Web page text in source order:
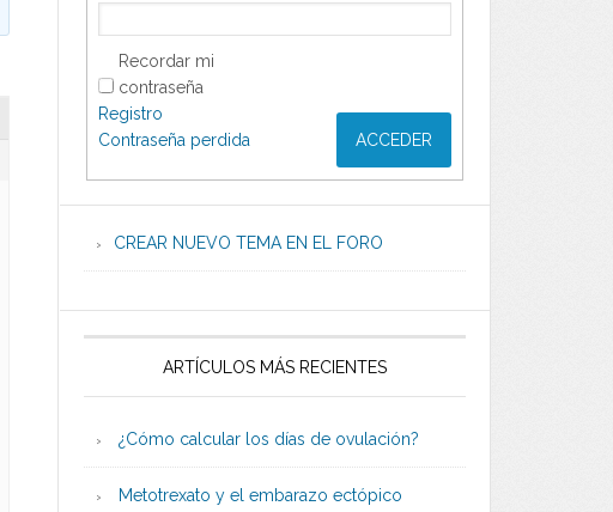
Recordar mi
contraseña
ACCEDER
Registro
Contraseña perdida
CREAR NUEVO TEMA EN EL FORO
ARTÍCULOS MÁS RECIENTES
¿Cómo calcular los días de ovulación?
Metotrexato y el embarazo ectópico